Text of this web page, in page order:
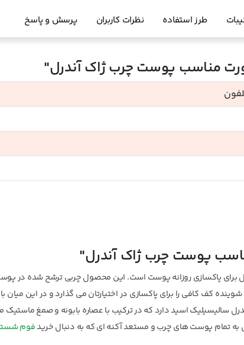
طرز استفاده نظرات کاربران پرسش و پاسخ
مناسب پوست چرب ژاک آندرل"
پوست چرب ژاک آندرل"
آل برای پاکسازی روزانه پوست است. این محصول چربی ترشح شده در
کف کافی را برای پاکسازی در اختیارتان می گذارد و در این
اسید دارد که در ترکیب با عصاره بابونه و صمغ ماستیک
به تمام پوست های چرب و مستعد آکنه ای که به دنبال خریدفوم